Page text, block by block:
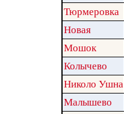
Тюрмеровка
Новая
Мошок
Колычево
Николо Ушна
Малышево